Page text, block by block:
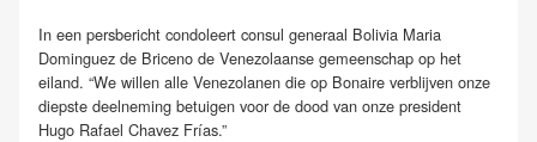
In een persbericht condoleert consul generaal Bolivia Maria
Dominguez de Briceno de Venezolaanse gemeenschap op het
eiland. “We willen alle Venezolanen die op Bonaire verblijven onze
diepste deelneming betuigen voor de dood van onze president
Hugo Rafael Chavez Frías.”